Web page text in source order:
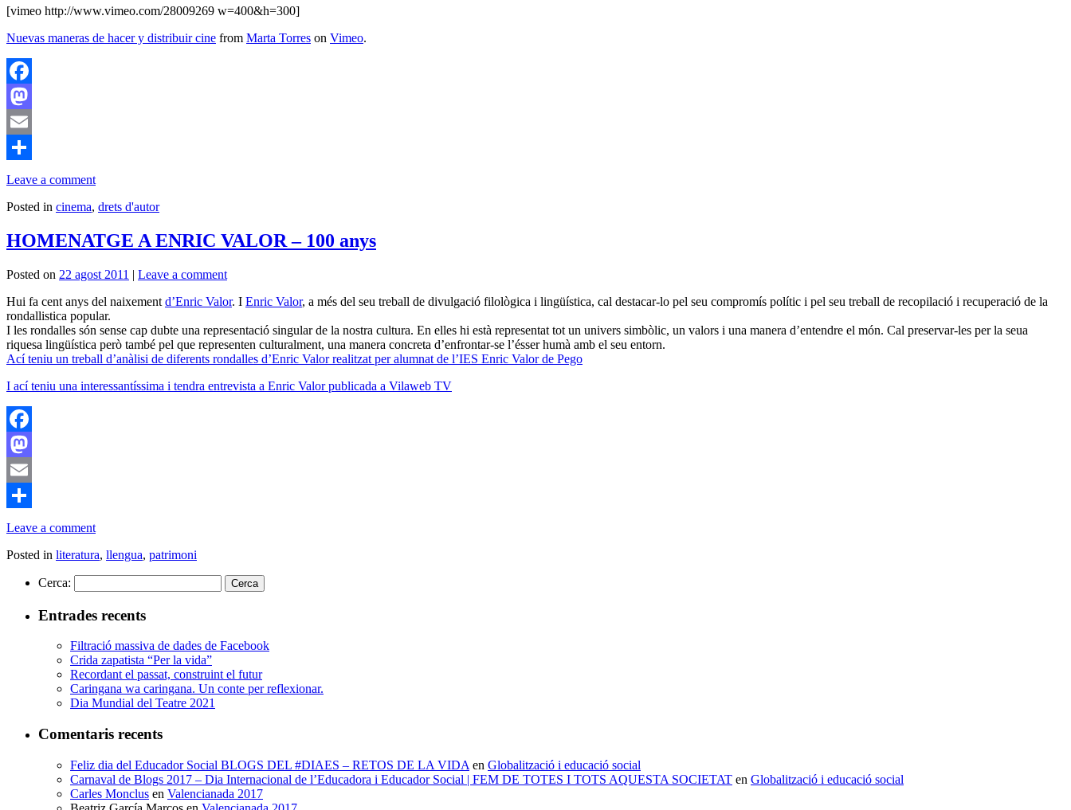
[vimeo http://www.vimeo.com/28009269 w=400&h=300]
Nuevas maneras de hacer y distribuir cine from Marta Torres on Vimeo.
Facebook
Mastodon
Email
Comparteix
Leave a comment
Posted in cinema, drets d'autor
HOMENATGE A ENRIC VALOR – 100 anys
Posted on 22 agost 2011 | Leave a comment
Hui fa cent anys del naixement d’Enric Valor. I Enric Valor, a més del seu treball de divulgació filològica i lingüística, cal destacar-lo pel seu compromís polític i pel seu treball de recopilació i recuperació de la
rondallistica popular.
I les rondalles són sense cap dubte una representació singular de la nostra cultura. En elles hi està representat tot un univers simbòlic, un valors i una manera d’entendre el món. Cal preservar-les per la seua
riquesa lingüística però també pel que representen culturalment, una manera concreta d’enfrontar-se l’ésser humà amb el seu entorn.
Ací teniu un treball d’anàlisi de diferents rondalles d’Enric Valor realitzat per alumnat de l’IES Enric Valor de Pego
I ací teniu una interessantíssima i tendra entrevista a Enric Valor publicada a Vilaweb TV
Facebook
Mastodon
Email
Comparteix
Leave a comment
Posted in literatura, llengua, patrimoni
Cerca:
Entrades recents
Filtració massiva de dades de Facebook
Crida zapatista “Per la vida”
Recordant el passat, construint el futur
Caringana wa caringana. Un conte per reflexionar.
Dia Mundial del Teatre 2021
Comentaris recents
Feliz dia del Educador Social BLOGS DEL #DIAES – RETOS DE LA VIDA en Globalització i educació social
Carnaval de Blogs 2017 – Dia Internacional de l’Educadora i Educador Social | FEM DE TOTES I TOTS AQUESTA SOCIETAT en Globalització i educació social
Carles Monclus en Valencianada 2017